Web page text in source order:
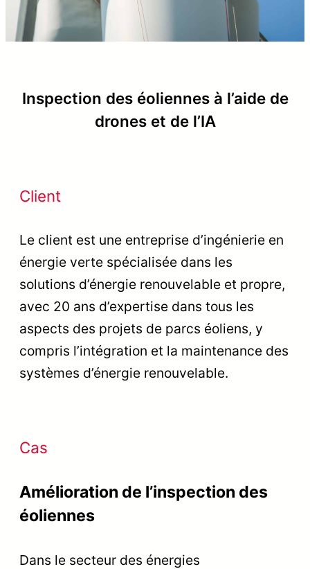
Inspection des éoliennes à l’aide de
drones et de l’IA
Client
Le client est une entreprise d’ingénierie en
énergie verte spécialisée dans les
solutions d’énergie renouvelable et propre,
avec 20 ans d’expertise dans tous les
aspects des projets de parcs éoliens, y
compris l’intégration et la maintenance des
systèmes d’énergie renouvelable.
Cas
Amélioration de l’inspection des
éoliennes
Dans le secteur des énergies